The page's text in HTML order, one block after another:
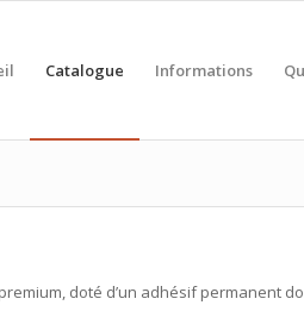
Catalogue Informations
doté d’un adhésif permanent